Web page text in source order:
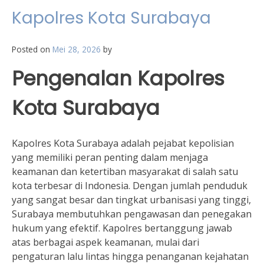
Kapolres Kota Surabaya
Posted on Mei 28, 2026 by
Pengenalan Kapolres
Kota Surabaya
Kapolres Kota Surabaya adalah pejabat kepolisian
yang memiliki peran penting dalam menjaga
keamanan dan ketertiban masyarakat di salah satu
kota terbesar di Indonesia. Dengan jumlah penduduk
yang sangat besar dan tingkat urbanisasi yang tinggi,
Surabaya membutuhkan pengawasan dan penegakan
hukum yang efektif. Kapolres bertanggung jawab
atas berbagai aspek keamanan, mulai dari
pengaturan lalu lintas hingga penanganan kejahatan